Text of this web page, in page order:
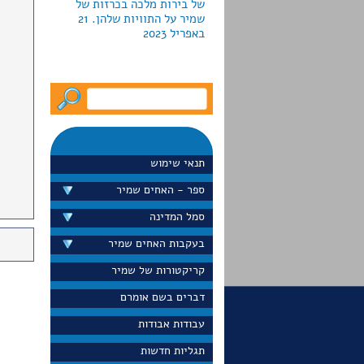
לקראת חג החנוכה2022 מוציאה
גלריה פרקש ביפו כרזות
צבאיות למכירה; חמש מהן
המחירים נעים מ-790 עד יותר
מ-5000 דולר
דייויד סלע הציג בערוץ 13 את
כרזת הדואר "הקדם במשלוח
ברכותיך לחגים" שעיצבו
האחים שמיר בראשית שנות
ה-60 הוא גם הציג את הכרזה
באתר הפופולרי שלו
"נוסטלגיה". ספטמבר 2022
תנאי שימוש
ספר - האחים שמיר
סמל המדינה
בעקבות האחים שמיר
קריקטורות של שמיר
דברים בשם אומרם
עבודות אבודות
תגליות חדשות